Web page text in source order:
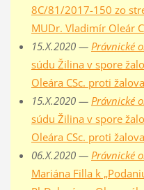
8C/81/2017-150 zo
MUDr. Vladimír Oleár
15.X.2020 — Právnické
súdu Žilina v spore
Oleára CSc. proti
15.X.2020 — Právnické
súdu Žilina v spore
Oleára CSc. proti
06.X.2020 — Právnické
Mariána Filla k